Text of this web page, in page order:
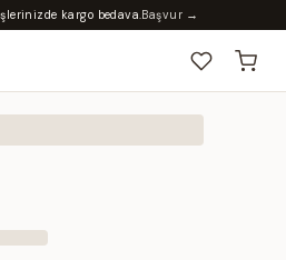
kargo bedava.Başvur →